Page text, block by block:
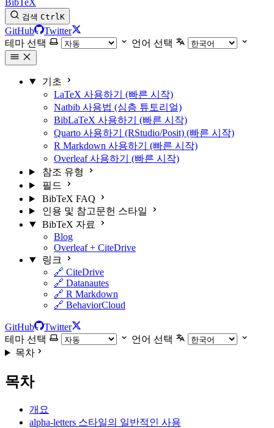
BibTeX
검색 CtrlK
GitHub
Twitter
테마 선택
언어 선택
기초
LaTeX 사용하기 (빠른 시작)
Natbib 사용법 (심층 튜토리얼)
BibLaTeX 사용하기 (빠른 시작)
Quarto 사용하기 (RStudio/Posit) (빠른 시작)
R Markdown 사용하기 (빠른 시작)
Overleaf 사용하기 (빠른 시작)
참조 유형
필드
BibTeX FAQ
인용 및 참고문헌 스타일
BibTeX 자료
Blog
Overleaf + CiteDrive
링크
🔗 CiteDrive
🔗 Datanautes
🔗 R Markdown
🔗 BehaviorCloud
GitHub
Twitter
테마 선택
언어 선택
목차
목차
개요
alpha-letters 스타일의 일반적인 사용